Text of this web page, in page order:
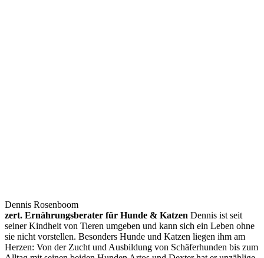
Dennis Rosenboom
zert. Ernährungsberater für Hunde & Katzen Dennis ist seit
seiner Kindheit von Tieren umgeben und kann sich ein Leben ohne
sie nicht vorstellen. Besonders Hunde und Katzen liegen ihm am
Herzen: Von der Zucht und Ausbildung von Schäferhunden bis zum